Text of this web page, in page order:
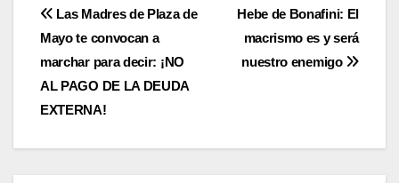
Navegación
de
entradas
Hebe de Bonafini: El
macrismo es y será
nuestro enemigo
Las Madres de Plaza de
Mayo te convocan a
marchar para decir: ¡NO
AL PAGO DE LA DEUDA
EXTERNA!